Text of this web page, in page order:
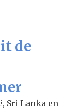
de
Sri Lanka en